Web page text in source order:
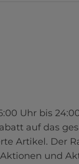
Uhr bis
auf das
Artikel. Der
und